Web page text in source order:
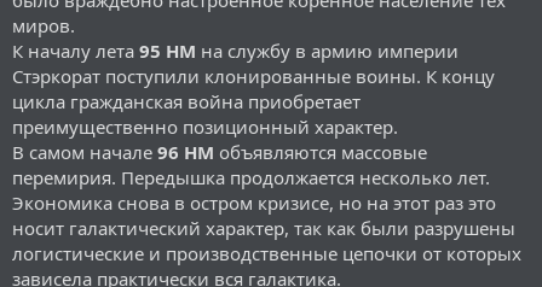
миров.
К началу лета 95 НМ на службу в армию империи
Стэркорат поступили клонированные воины. К концу
цикла гражданская война приобретает
преимущественно позиционный характер.
В самом начале 96 НМ объявляются массовые
перемирия. Передышка продолжается несколько лет.
Экономика снова в остром кризисе, но на этот раз это
носит галактический характер, так как были разрушены
логистические и производственные цепочки от которых
зависела практически вся галактика.